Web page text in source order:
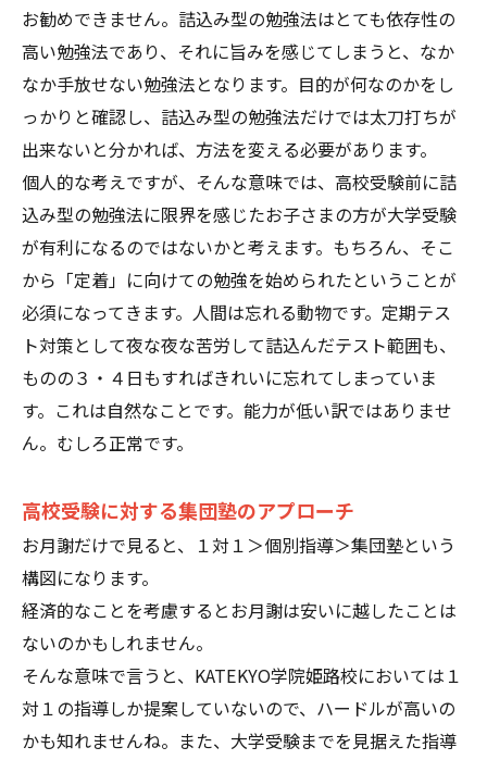
お勧めできません。詰込み型の勉強法はとても依存性の
高い勉強法であり、それに旨みを感じてしまうと、なか
なか手放せない勉強法となります。目的が何なのかをし
っかりと確認し、詰込み型の勉強法だけでは太刀打ちが
出来ないと分かれば、方法を変える必要があります。
個人的な考えですが、そんな意味では、高校受験前に詰
込み型の勉強法に限界を感じたお子さまの方が大学受験
が有利になるのではないかと考えます。もちろん、そこ
から「定着」に向けての勉強を始められたということが
必須になってきます。人間は忘れる動物です。定期テス
ト対策として夜な夜な苦労して詰込んだテスト範囲も、
ものの３・４日もすればきれいに忘れてしまっていま
す。これは自然なことです。能力が低い訳ではありませ
ん。むしろ正常です。
高校受験に対する集団塾のアプローチ
お月謝だけで見ると、１対１＞個別指導＞集団塾という
構図になります。
経済的なことを考慮するとお月謝は安いに越したことは
ないのかもしれません。
そんな意味で言うと、KATEKYO学院姫路校においては１
対１の指導しか提案していないので、ハードルが高いの
かも知れませんね。また、大学受験までを見据えた指導